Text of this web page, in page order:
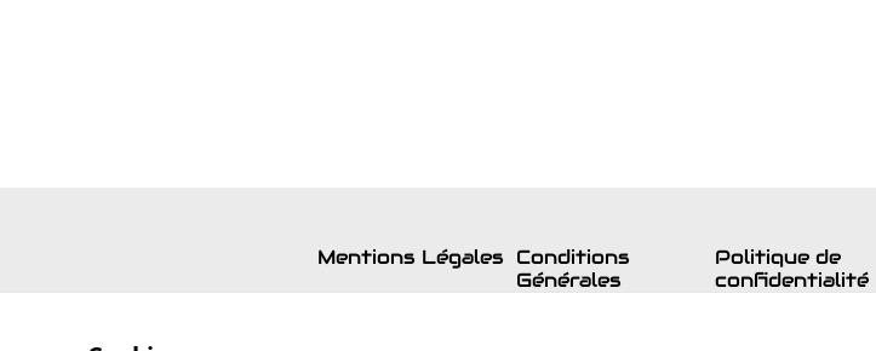
Mentions Légales Conditions
Générales
Politique de
confidentialité